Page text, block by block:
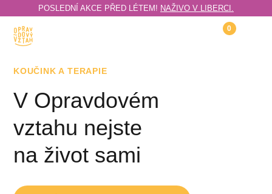
POSLEDNÍ AKCE PŘED LÉTEM! NAŽIVO V LIBERCI.
0
KOUČINK A TERAPIE
V Opravdovém
vztahu nejste
na život sami